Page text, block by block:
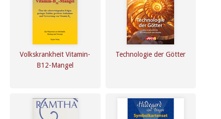
Volkskrankheit Vitamin-
B12-Mangel
Technologie der Götter